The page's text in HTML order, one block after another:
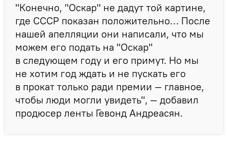
"Конечно, "Оскар" не дадут той картине,
где СССР показан положительно… После
нашей апелляции они написали, что мы
можем его подать на "Оскар"
в следующем году и его примут. Но мы
не хотим год ждать и не пускать его
в прокат только ради премии — главное,
чтобы люди могли увидеть", — добавил
продюсер ленты Гевонд Андреасян.